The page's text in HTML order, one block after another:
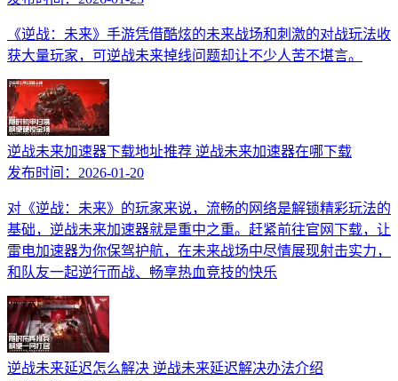
《逆战：未来》手游凭借酷炫的未来战场和刺激的对战玩法收
获大量玩家，可逆战未来掉线问题却让不少人苦不堪言。
逆战未来加速器下载地址推荐 逆战未来加速器在哪下载
发布时间： 2026-01-20
对《逆战：未来》的玩家来说，流畅的网络是解锁精彩玩法的
基础，逆战未来加速器就是重中之重。赶紧前往官网下载，让
雷电加速器为你保驾护航，在未来战场中尽情展现射击实力，
和队友一起逆行而战、畅享热血竞技的快乐
逆战未来延迟怎么解决 逆战未来延迟解决办法介绍